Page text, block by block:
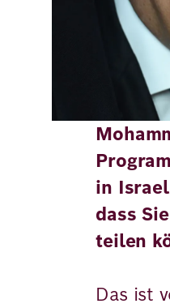
English
in
dass
teilen
Das ist